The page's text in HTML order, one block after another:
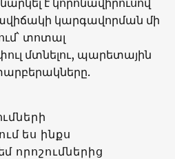
կարգավորման մի
տոտալ
մտնելու, պարետային
ես ինքս
որոշումներից